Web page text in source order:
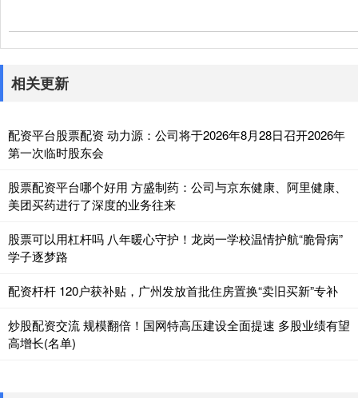
相关更新
配资平台股票配资 动力源：公司将于2026年8月28日召开2026年
第一次临时股东会
股票配资平台哪个好用 方盛制药：公司与京东健康、阿里健康、
美团买药进行了深度的业务往来
股票可以用杠杆吗 八年暖心守护！龙岗一学校温情护航“脆骨病”
学子逐梦路
配资杆杆 120户获补贴，广州发放首批住房置换“卖旧买新”专补
炒股配资交流 规模翻倍！国网特高压建设全面提速 多股业绩有望
高增长(名单)